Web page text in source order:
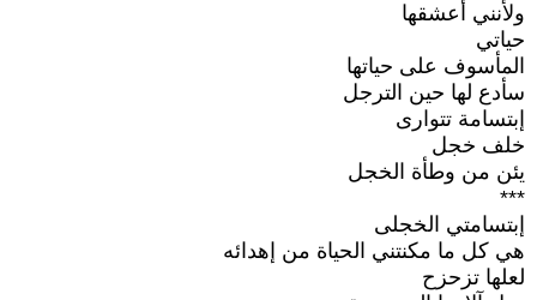
ولأنني أعشقها
حياتي
المأسوف على حياتها
سأدع لها حين الترجل
إبتسامة تتوارى
خلف خجل
يئن من وطأة الخجل
***
إبتسامتي الخجلى
هي كل ما مكنتني الحياة من إهدائه
لعلها تزحزح